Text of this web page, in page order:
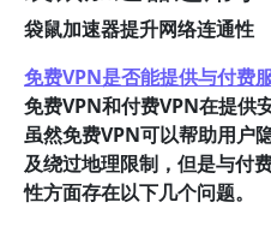
袋鼠加速器提升网络连通性
免费VPN是否能提供与付费
免费VPN和付费VPN在提供
虽然免费VPN可以帮助用户
及绕过地理限制，但是与付
性方面存在以下几个问题。